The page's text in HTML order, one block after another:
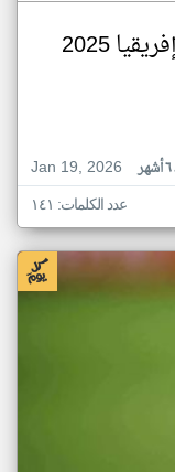
2025
Jan 19, 2026
عدد الكلمات: ١٤١